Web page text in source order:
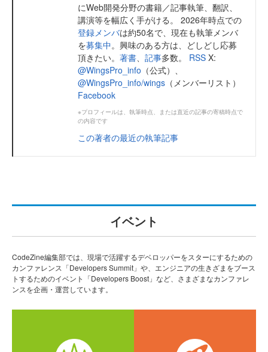
にWeb開発分野の書籍／記事執筆、翻訳、
講演等を幅広く手がける。 2026年時点での
登録メンバは約50名で、現在も執筆メンバ
を募集中。興味のある方は、どしどし応募
頂きたい。 著書 記事多数。 RSS X:
@WingsPro_info （公式）、
@WingsPro_info/wings （メンバーリスト）
Facebook
※プロフィールは、執筆時点、または直近の記事の寄稿時点で
の内容です
この著者の最近の執筆記事
イベント
CodeZine編集部では、現場で活躍するデベロッパーをスターにするための
カンファレンス「Developers Summit」や、エンジニアの生きざまをブース
トするためのイベント「Developers Boost」など、さまざまなカンファレ
ンスを企画・運営しています。